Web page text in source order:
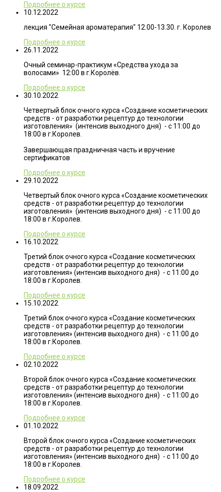
Подробнее о курсе
10.12.2022
лекция "Семейная ароматерапия" 12.00-13.30. г. Королев
Подробнее о курсе
26.11.2022
Очный семинар-практикум «Средства ухода за
волосами» 12:00 в г.Королёв.
Подробнее о курсе
30.10.2022
Четвертый блок очного курса «Создание косметических
средств - от разработки рецептур до технологии
изготовления» (интенсив выходного дня) - с 11:00 до
18:00 в г.Королев.
Завершающая праздничная часть и вручение
сертификатов
Подробнее о курсе
29.10.2022
Четвертый блок очного курса «Создание косметических
средств - от разработки рецептур до технологии
изготовления» (интенсив выходного дня) - с 11:00 до
18:00 в г.Королев.
Подробнее о курсе
16.10.2022
Третий блок очного курса «Создание косметических
средств - от разработки рецептур до технологии
изготовления» (интенсив выходного дня) - с 11:00 до
18:00 в г.Королев.
Подробнее о курсе
15.10.2022
Третий блок очного курса «Создание косметических
средств - от разработки рецептур до технологии
изготовления» (интенсив выходного дня) - с 11:00 до
18:00 в г.Королев.
Подробнее о курсе
02.10.2022
Второй блок очного курса «Создание косметических
средств - от разработки рецептур до технологии
изготовления» (интенсив выходного дня) - с 11:00 до
18:00 в г.Королев.
Подробнее о курсе
01.10.2022
Второй блок очного курса «Создание косметических
средств - от разработки рецептур до технологии
изготовления» (интенсив выходного дня) - с 11:00 до
18:00 в г.Королев.
Подробнее о курсе
18.09.2022